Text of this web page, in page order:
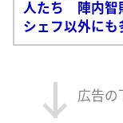
人たち 陣内智
シェフ以外にも
広告の